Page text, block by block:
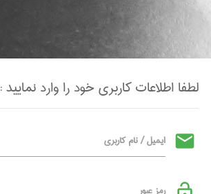
لطفا اطلاعات کاربری خود را وارد نمایید :
mail ایمیل / نام کاربری